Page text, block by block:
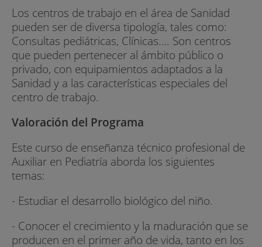
Los centros de trabajo en el área de Sanidad
pueden ser de diversa tipología, tales como:
Consultas pediátricas, Clínicas.… Son centros
que pueden pertenecer al ámbito público o
privado, con equipamientos adaptados a la
Sanidad y a las características especiales del
centro de trabajo.
Valoración del Programa
Este curso de enseñanza técnico profesional de
Auxiliar en Pediatría aborda los siguientes
temas:
- Estudiar el desarrollo biológico del niño.
- Conocer el crecimiento y la maduración que se
producen en el primer año de vida, tanto en los